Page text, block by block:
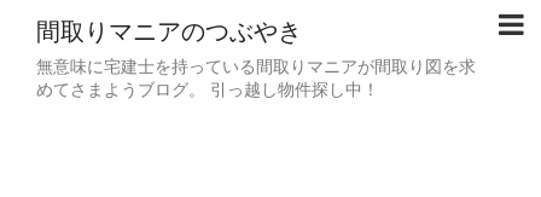
間取りマニアのつぶやき
無意味に宅建士を持っている間取りマニアが間取り図を求
めてさまようブログ。 引っ越し物件探し中！